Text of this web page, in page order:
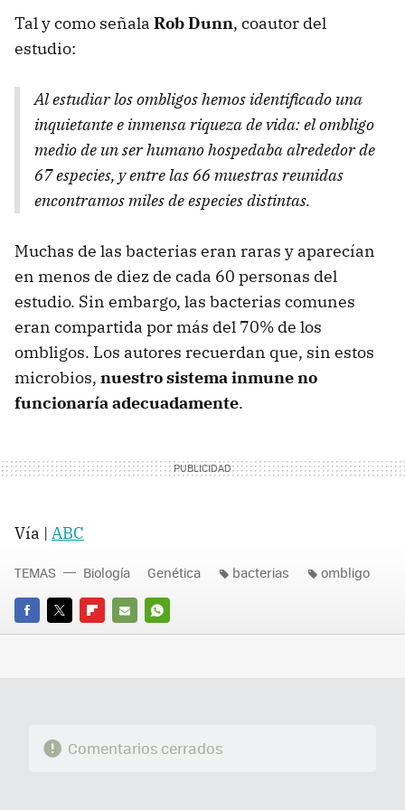
Tal y como señala Rob Dunn, coautor del
estudio:
Al estudiar los ombligos hemos identificado una
inquietante e inmensa riqueza de vida: el ombligo
medio de un ser humano hospedaba alrededor de
67 especies, y entre las 66 muestras reunidas
encontramos miles de especies distintas.
Muchas de las bacterias eran raras y aparecían
en menos de diez de cada 60 personas del
estudio. Sin embargo, las bacterias comunes
eran compartida por más del 70% de los
ombligos. Los autores recuerdan que, sin estos
microbios, nuestro sistema inmune no
funcionaría adecuadamente.
Vía | ABC
FACEBOOK
TWITTERFLIPBOARD
E-
WHATSAPP
TEMAS Biología Genética bacterias ombligo
Comentarios cerrados